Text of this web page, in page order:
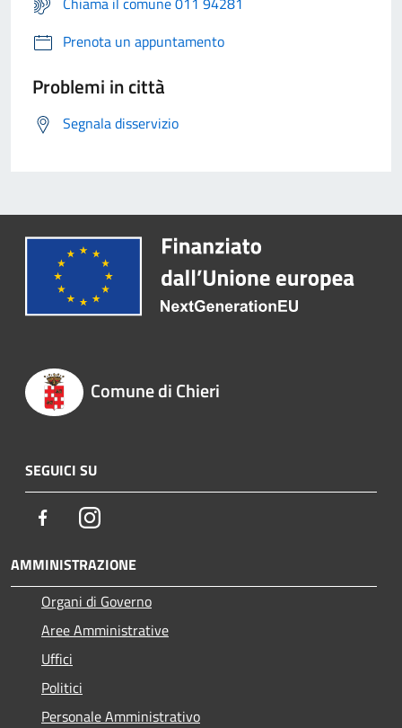
Prenota un appuntamento
Problemi in città
Segnala disservizio
Comune di Chieri
SEGUICI SU
FacebookInstagram
AMMINISTRAZIONE
Organi di Governo
Aree Amministrative
Uffici
Politici
Personale Amministrativo